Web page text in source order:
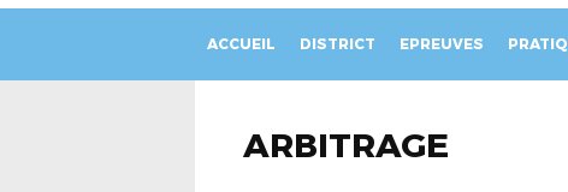
ACCUEIL DISTRICT EPREUVES
ARBITRAGE